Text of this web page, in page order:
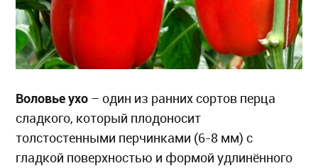
Воловье ухо – один из ранних сортов перца
сладкого, который плодоносит
толстостенными перчинками (6-8 мм) с
гладкой поверхностью и формой удлинённого